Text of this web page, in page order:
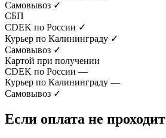
Самовывоз ✓
СБП
CDEK по России ✓
Курьер по Калининграду ✓
Самовывоз ✓
Картой при получении
CDEK по России —
Курьер по Калининграду —
Самовывоз ✓
Если оплата не проходит